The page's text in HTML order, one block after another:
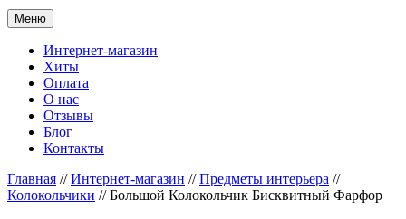
Меню
Интернет-магазин
Хиты
Оплата
О нас
Отзывы
Блог
Контакты
Главная //Интернет-магазин //Предметы интерьера //
Колокольчики //Большой Колокольчик Бисквитный Фарфор